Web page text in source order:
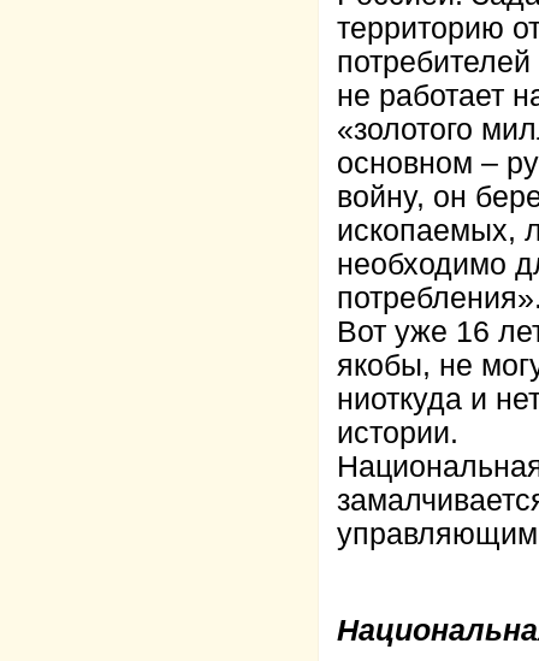
территорию
не работает
«золотого
основном –
войну, он
ископаемых,
необходимо
Вот уже 16
якобы, не
ниоткуда и
истории.